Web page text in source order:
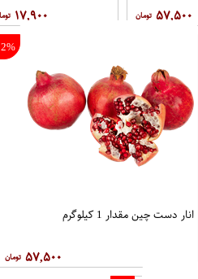
۵۷,۵۰۰ ۱۷,۹۰۰
2%
انار دست چین مقدار 1 کیلوگرم
۵۷,۵۰۰